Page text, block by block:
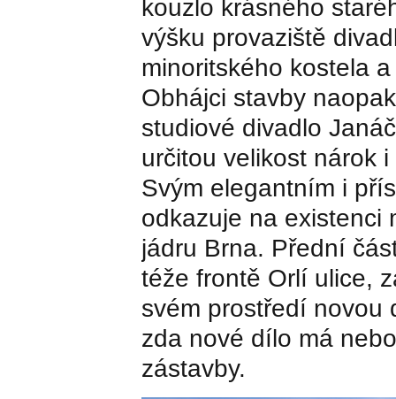
kouzlo krásného
výšku provaziště
minoritského kostela
Obhájci stavby
studiové divadlo
určitou velikost nárok
Svým elegantním i
odkazuje na existenci
jádru Brna. Přední
téže frontě Orlí ulice,
svém prostředí novou
zda nové dílo má
zástavby.